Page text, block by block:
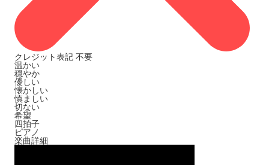
クレジット表記 不要
温かい
穏やか
優しい
懐かしい
慎ましい
切ない
希望
四拍子
ピアノ
楽曲詳細